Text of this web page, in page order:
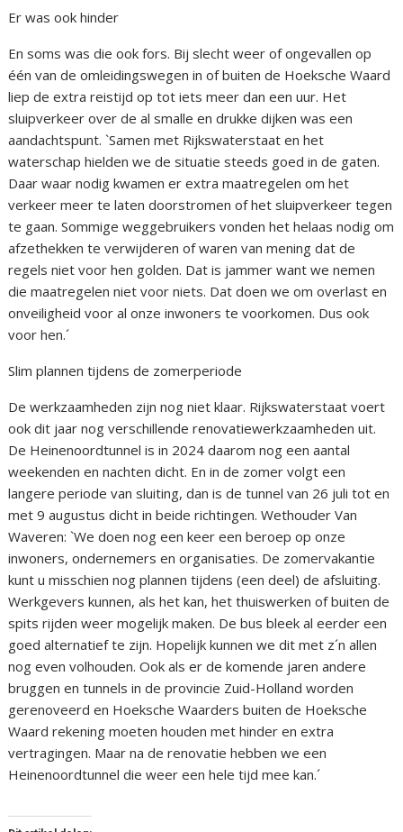
Er was ook hinder
En soms was die ook fors. Bij slecht weer of ongevallen op
één van de omleidingswegen in of buiten de Hoeksche Waard
liep de extra reistijd op tot iets meer dan een uur. Het
sluipverkeer over de al smalle en drukke dijken was een
aandachtspunt. `Samen met Rijkswaterstaat en het
waterschap hielden we de situatie steeds goed in de gaten.
Daar waar nodig kwamen er extra maatregelen om het
verkeer meer te laten doorstromen of het sluipverkeer tegen
te gaan. Sommige weggebruikers vonden het helaas nodig om
afzethekken te verwijderen of waren van mening dat de
regels niet voor hen golden. Dat is jammer want we nemen
die maatregelen niet voor niets. Dat doen we om overlast en
onveiligheid voor al onze inwoners te voorkomen. Dus ook
voor hen.´
Slim plannen tijdens de zomerperiode
De werkzaamheden zijn nog niet klaar. Rijkswaterstaat voert
ook dit jaar nog verschillende renovatiewerkzaamheden uit.
De Heinenoordtunnel is in 2024 daarom nog een aantal
weekenden en nachten dicht. En in de zomer volgt een
langere periode van sluiting, dan is de tunnel van 26 juli tot en
met 9 augustus dicht in beide richtingen. Wethouder Van
Waveren: `We doen nog een keer een beroep op onze
inwoners, ondernemers en organisaties. De zomervakantie
kunt u misschien nog plannen tijdens (een deel) de afsluiting.
Werkgevers kunnen, als het kan, het thuiswerken of buiten de
spits rijden weer mogelijk maken. De bus bleek al eerder een
goed alternatief te zijn. Hopelijk kunnen we dit met z´n allen
nog even volhouden. Ook als er de komende jaren andere
bruggen en tunnels in de provincie Zuid-Holland worden
gerenoveerd en Hoeksche Waarders buiten de Hoeksche
Waard rekening moeten houden met hinder en extra
vertragingen. Maar na de renovatie hebben we een
Heinenoordtunnel die weer een hele tijd mee kan.´